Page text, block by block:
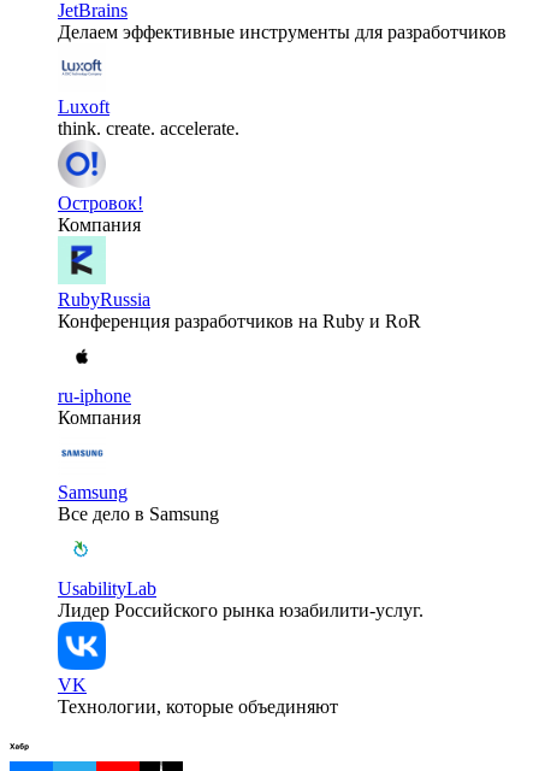
JetBrains
Делаем эффективные инструменты для разработчиков
Luxoft
think. create. accelerate.
Островок!
Компания
RubyRussia
Конференция разработчиков на Ruby и RoR
ru-iphone
Компания
Samsung
Все дело в Samsung
UsabilityLab
Лидер Российского рынка юзабилити-услуг.
VK
Технологии, которые объединяют